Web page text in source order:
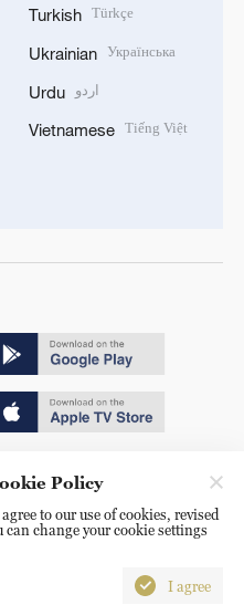
Turkish Türkçe
Ukrainian Українська
Urdu اردو
Vietnamese Tiếng Việt
Policy
to our use of cookies, revised
can change your cookie settings
I agree